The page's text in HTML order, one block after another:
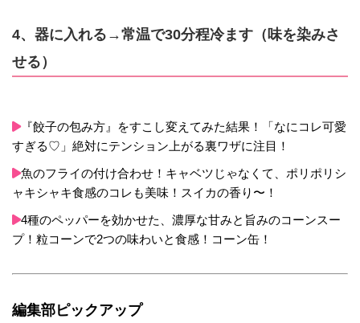
4、器に入れる→常温で30分程冷ます（味を染みさ
せる）
『餃子の包み方』をすこし変えてみた結果！「なにコレ可愛
すぎる♡」絶対にテンション上がる裏ワザに注目！
魚のフライの付け合わせ！キャベツじゃなくて、ポリポリシ
ャキシャキ食感のコレも美味！スイカの香り〜！
4種のペッパーを効かせた、濃厚な甘みと旨みのコーンスー
プ！粒コーンで2つの味わいと食感！コーン缶！
編集部ピックアップ